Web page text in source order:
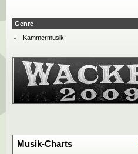
Genre
Kammermusik
Musik-Charts